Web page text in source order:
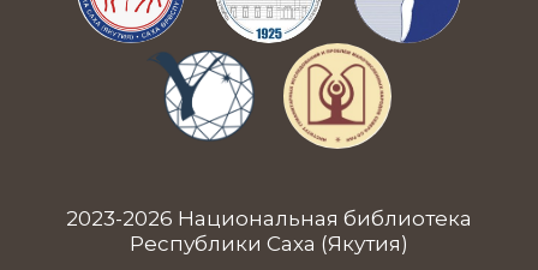
2023-2026 Национальная библиотека
Республики Саха (Якутия)